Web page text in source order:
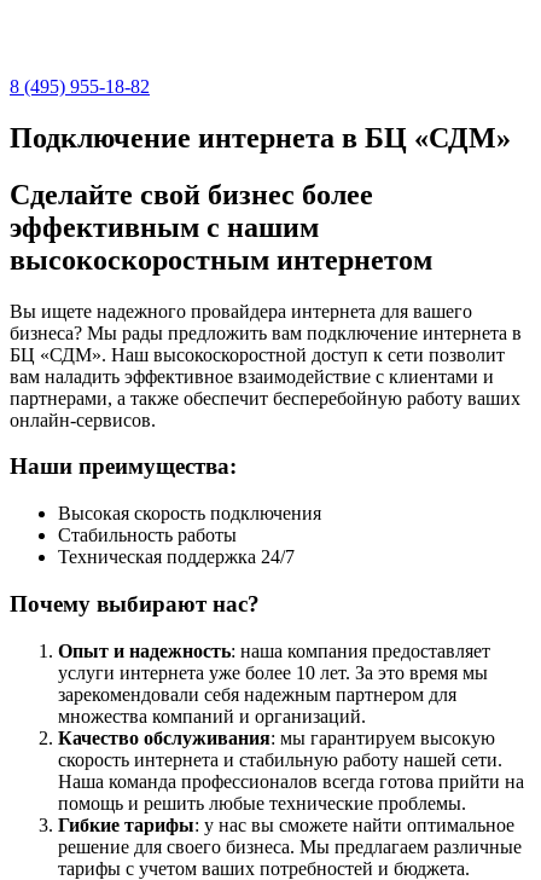
8 (495) 955-18-82
Подключение интернета в БЦ «СДМ»
Сделайте свой бизнес более
эффективным с нашим
высокоскоростным интернетом
Вы ищете надежного провайдера интернета для вашего
бизнеса? Мы рады предложить вам подключение интернета в
БЦ «СДМ». Наш высокоскоростной доступ к сети позволит
вам наладить эффективное взаимодействие с клиентами и
партнерами, а также обеспечит бесперебойную работу ваших
онлайн-сервисов.
Наши преимущества:
Высокая скорость подключения
Стабильность работы
Техническая поддержка 24/7
Почему выбирают нас?
Опыт и надежность: наша компания предоставляет
услуги интернета уже более 10 лет. За это время мы
зарекомендовали себя надежным партнером для
множества компаний и организаций.
Качество обслуживания: мы гарантируем высокую
скорость интернета и стабильную работу нашей сети.
Наша команда профессионалов всегда готова прийти на
помощь и решить любые технические проблемы.
Гибкие тарифы: у нас вы сможете найти оптимальное
решение для своего бизнеса. Мы предлагаем различные
тарифы с учетом ваших потребностей и бюджета.